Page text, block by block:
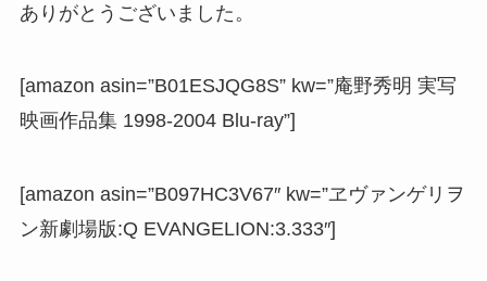
ありがとうございました。
[amazon asin=”B01ESJQG8S” kw=”庵野秀明 実写
映画作品集 1998-2004 Blu-ray”]
[amazon asin=”B097HC3V67″ kw=”ヱヴァンゲリヲ
ン新劇場版:Q EVANGELION:3.333″]